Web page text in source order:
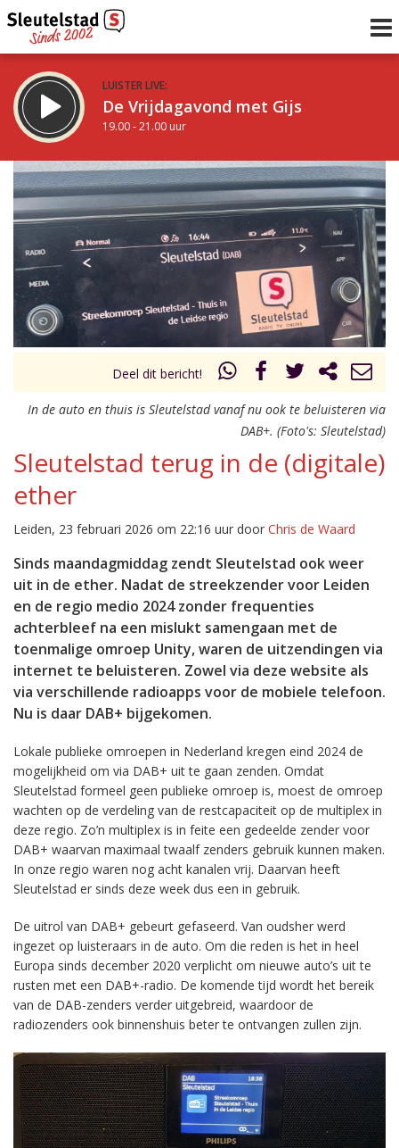
LUISTER LIVE:
De Vrijdagavond met Gijs
19.00 - 21.00 uur
STRAKS:
De avond van Sleutelstad
21.00 - 0.00 uur
Vorig uur
uur 1 van 0 Volgend uur
Deel dit bericht!
In de auto en thuis is Sleutelstad vanaf nu ook te beluisteren via
DAB+. (Foto's: Sleutelstad)
Sleutelstad terug in de (digitale)
ether
Leiden, 23 februari 2026 om 22:16 uur door Chris de Waard
Sinds maandagmiddag zendt Sleutelstad ook weer
uit in de ether. Nadat de streekzender voor Leiden
en de regio medio 2024 zonder frequenties
achterbleef na een mislukt samengaan met de
toenmalige omroep Unity, waren de uitzendingen via
internet te beluisteren. Zowel via deze website als
via verschillende radioapps voor de mobiele telefoon.
Nu is daar DAB+ bijgekomen.
Lokale publieke omroepen in Nederland kregen eind 2024 de
mogelijkheid om via DAB+ uit te gaan zenden. Omdat
Sleutelstad formeel geen publieke omroep is, moest de omroep
wachten op de verdeling van de restcapaciteit op de multiplex in
deze regio. Zo’n multiplex is in feite een gedeelde zender voor
DAB+ waarvan maximaal twaalf zenders gebruik kunnen maken.
In onze regio waren nog acht kanalen vrij. Daarvan heeft
Sleutelstad er sinds deze week dus een in gebruik.
De uitrol van DAB+ gebeurt gefaseerd. Van oudsher werd
ingezet op luisteraars in de auto. Om die reden is het in heel
Europa sinds december 2020 verplicht om nieuwe auto’s uit te
rusten met een DAB+-radio. De komende tijd wordt het bereik
van de DAB-zenders verder uitgebreid, waardoor de
radiozenders ook binnenshuis beter te ontvangen zullen zijn.